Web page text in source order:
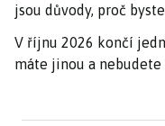
jsou důvody, proč
V říjnu 2026 končí
máte jinou a